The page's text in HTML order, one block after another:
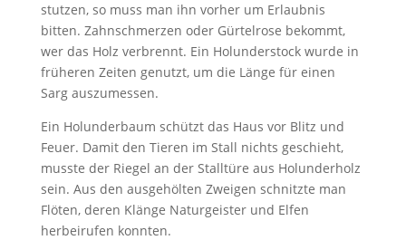
stutzen, so muss man ihn vorher um Erlaubnis
bitten. Zahnschmerzen oder Gürtelrose bekommt,
wer das Holz verbrennt. Ein Holunderstock wurde in
früheren Zeiten genutzt, um die Länge für einen
Sarg auszumessen.
Ein Holunderbaum schützt das Haus vor Blitz und
Feuer. Damit den Tieren im Stall nichts geschieht,
musste der Riegel an der Stalltüre aus Holunderholz
sein. Aus den ausgehölten Zweigen schnitzte man
Flöten, deren Klänge Naturgeister und Elfen
herbeirufen konnten.